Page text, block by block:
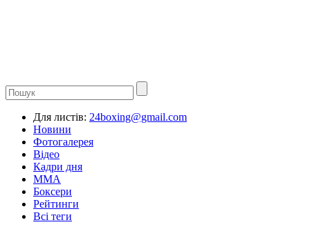
Для листів: 24boxing@gmail.com
Новини
Фотогалерея
Відео
Кадри дня
ММА
Боксери
Рейтинги
Всі теги